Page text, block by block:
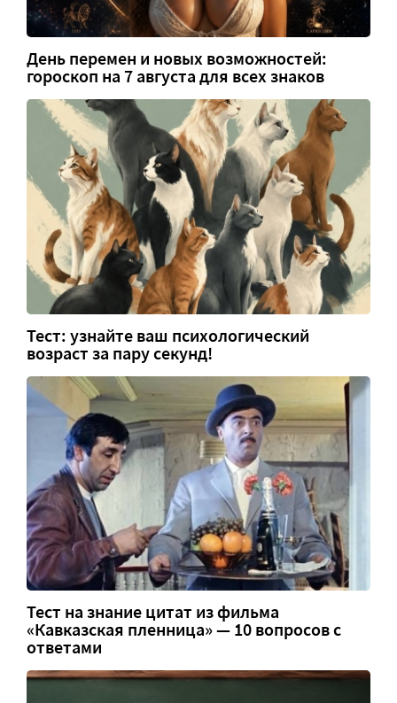
День перемен и новых возможностей:
гороскоп на 7 августа для всех знаков
Тест: узнайте ваш психологический
возраст за пару секунд!
Тест на знание цитат из фильма
«Кавказская пленница» — 10 вопросов с
ответами